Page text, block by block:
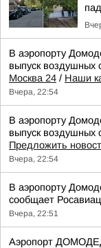
В аэропорту
выпуск воздушных
Москва 24 / Наши
Вчера, 22:54
В аэропорту
выпуск воздушных
Предложить
Вчера, 22:54
В аэропорту
сообщает
Вчера, 22:51
Аэропорт